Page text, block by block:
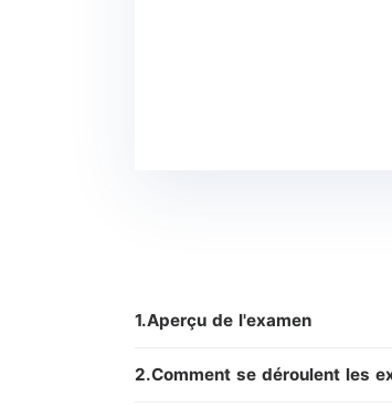
1.Aperçu de l'examen
2.Comment se déroulent les